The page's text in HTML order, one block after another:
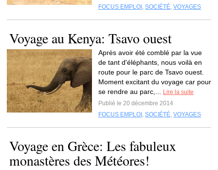
FOCUS EMPLOI , SOCIÉTÉ, VOYAGES
Voyage au Kenya: Tsavo ouest
Après avoir été comblé par la vue
de tant d'éléphants, nous voilà en
route pour le parc de Tsavo ouest.
Moment excitant du voyage car pour
se rendre au parc,...
Lire la suite
Publié le 20 décembre 2014
FOCUS EMPLOI , SOCIÉTÉ, VOYAGES
Voyage en Grèce: Les fabuleux
monastères des Météores!